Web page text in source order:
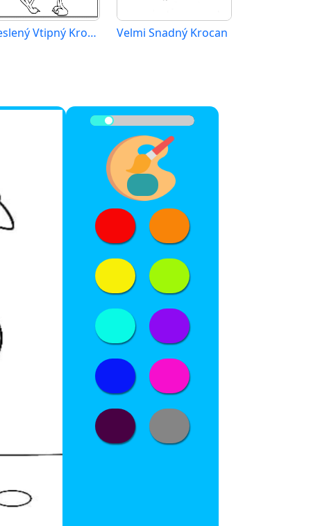
Kreslený Vtipný Krocan Velmi Snadný Krocan